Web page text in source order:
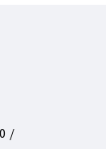
/